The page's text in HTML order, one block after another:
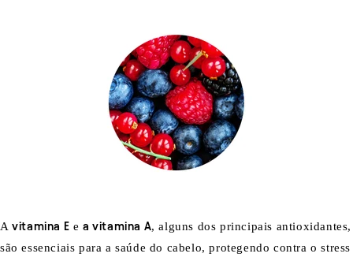
Avitamina E ea vitamina A, alguns dos principais antioxidantes,
são essenciais para a saúde do cabelo, protegendo contra o stress